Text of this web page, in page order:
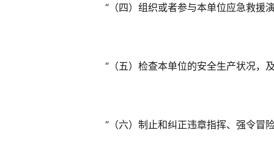
“（四）组织或者参与本单位应急救援
“（五）检查本单位的安全生产状况，
“（六）制止和纠正违章指挥、强令冒